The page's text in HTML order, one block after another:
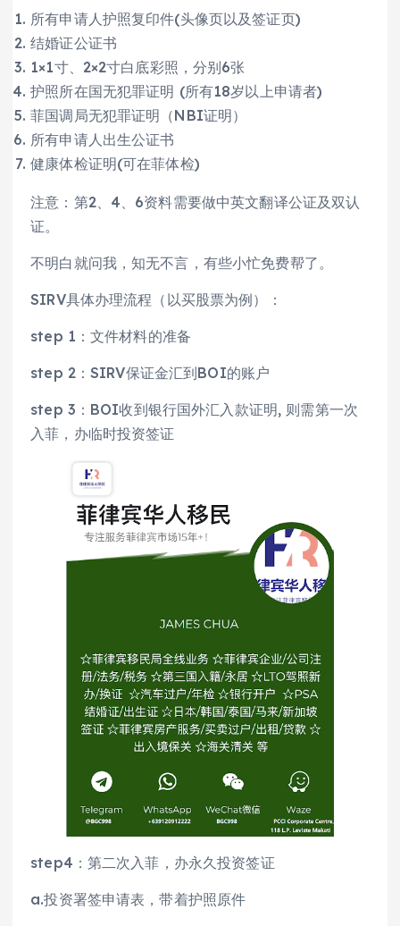
所有申请人护照复印件(头像页以及签证页)
结婚证公证书
1×1寸、2×2寸白底彩照，分别6张
护照所在国无犯罪证明 (所有18岁以上申请者)
菲国调局无犯罪证明（NBI证明）
所有申请人出生公证书
健康体检证明(可在菲体检)
注意：第2、4、6资料需要做中英文翻译公证及双认
证。
不明白就问我，知无不言，有些小忙免费帮了。
SIRV具体办理流程（以买股票为例）：
step 1：文件材料的准备
step 2：SIRV保证金汇到BOI的账户
step 3：BOI收到银行国外汇入款证明, 则需第一次
入菲，办临时投资签证
step4：第二次入菲，办永久投资签证
a.投资署签申请表，带着护照原件